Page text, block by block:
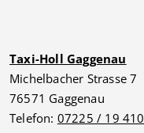
Taxi-Holl Gaggenau
Michelbacher Strasse 7
76571 Gaggenau
Telefon: 07225 / 19 410